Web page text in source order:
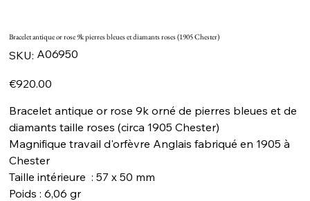
Bracelet antique or rose 9k pierres bleues et diamants roses (1905 Chester)
SKU:
SKU
A06950
A06950
€920.00
Bracelet antique or rose 9k orné de pierres bleues et de
diamants taille roses (circa 1905 Chester)
Magnifique travail d'orfèvre Anglais fabriqué en 1905 à
Chester
Taille intérieure : 57 x 50 mm
Poids : 6,06 gr